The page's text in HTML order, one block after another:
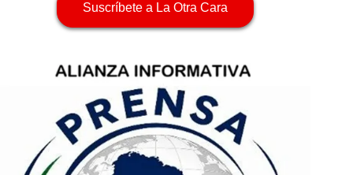
Suscríbete a La Otra Cara